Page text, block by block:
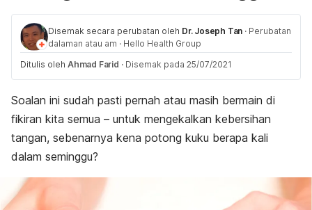
Disemak secara perubatan oleh Dr. Joseph Tan · Perubatan
dalaman atau am · Hello Health Group
Ditulis oleh Ahmad Farid · Disemak pada 25/07/2021
Soalan ini sudah pasti pernah atau masih bermain di
fikiran kita semua – untuk mengekalkan kebersihan
tangan, sebenarnya kena potong kuku berapa kali
dalam seminggu?